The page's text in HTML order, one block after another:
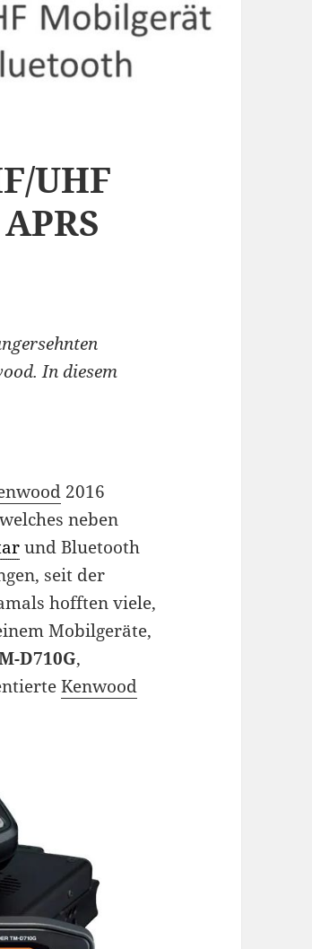
UHF
In diesem
2016
neben
und Bluetooth
seit der
hofften viele,
Mobilgeräte,
D710G,
Kenwood